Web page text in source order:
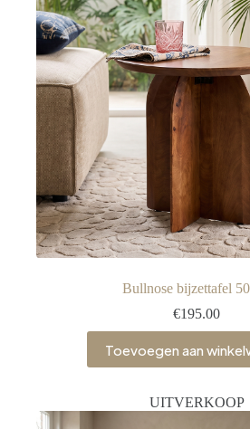
Bullnose bijzettafel
€195.00
Toevoegen aan
UITVERKOOP